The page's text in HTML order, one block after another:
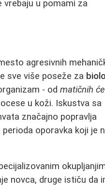
vrebaju u pomami za
agresivnih
sve više poseže za
- odmatičnih
u koži. Iskustva sa
značajno popravlja
oporavka koji je
novca, druge ističu da